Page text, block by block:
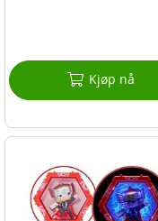
Kjøp nå